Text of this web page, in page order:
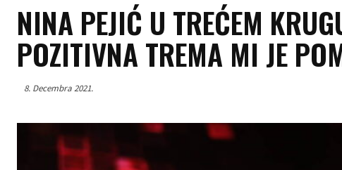
NINA PEJIĆ U TREĆEM
POZITIVNA TREMA MI JE
8. Decembra 2021.